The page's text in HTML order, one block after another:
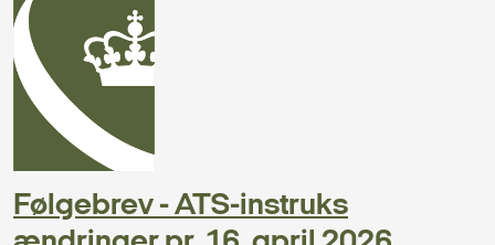
Følgebrev - ATS-instruks